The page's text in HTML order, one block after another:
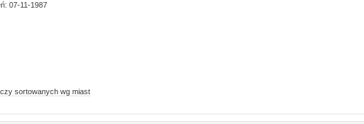
07-11-1987
sortowanych wg miast